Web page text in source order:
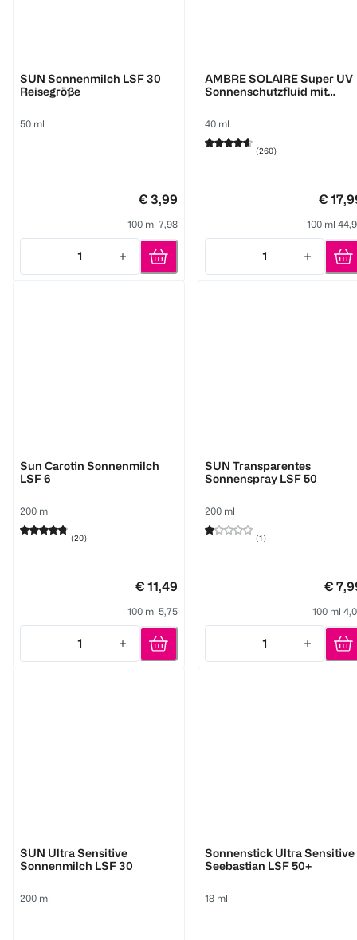
SUN Sonnenmilch LSF 30
Reisegröße
50 ml
€ 3,99
100 ml 7,98
1
Quantity: 1
AMBRE SOLAIRE Super UV
Sonnenschutzfluid mit
40 ml
(260)
€
100 ml
1
Quantity: 1
Sun Carotin Sonnenmilch
LSF 6
200 ml
(20)
€ 11,49
100 ml 5,75
1
Quantity: 1
SUN Transparentes
Sonnenspray LSF 50
200 ml
(1)
€
100 ml
1
Quantity: 1
SUN Ultra Sensitive
Sonnenmilch LSF 30
200 ml
Sonnenstick Ultra Sensitive
Seebastian LSF 50+
18 ml